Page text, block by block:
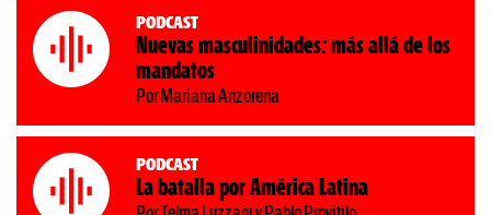
Podcast
Nuevas masculinidades: más allá de los
mandatos
Por Mariana Anzorena
Podcast
La batalla por América Latina